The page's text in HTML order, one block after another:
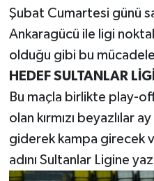
Şubat Cumartesi günü
Ankaragücü ile ligi
olduğu gibi bu
HEDEF SULTANLAR LİGİ
Bu maçla birlikte play-off
olan kırmızı beyazlılar
giderek kampa girecek
adını Sultanlar Ligine